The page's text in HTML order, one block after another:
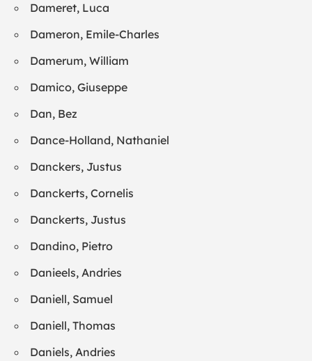
Dameret, Luca
Dameron, Emile-Charles
Damerum, William
Damico, Giuseppe
Dan, Bez
Dance-Holland, Nathaniel
Danckers, Justus
Danckerts, Cornelis
Danckerts, Justus
Dandino, Pietro
Danieels, Andries
Daniell, Samuel
Daniell, Thomas
Daniels, Andries